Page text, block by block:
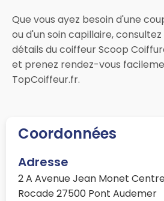
Que vous ayez besoin d'une
ou d'un soin capillaire,
détails du coiffeur Scoop
et prenez rendez-vous
TopCoiffeur.fr.
Coordonnées
Adresse
2 A Avenue Jean Monet
Rocade 27500 Pont Audemer